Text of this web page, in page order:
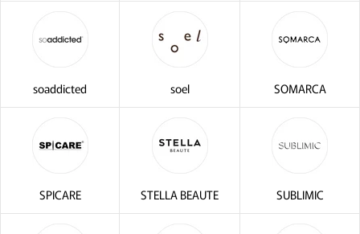
soaddicted soel SOMARCA
SPICARE STELLA BEAUTE SUBLIMIC